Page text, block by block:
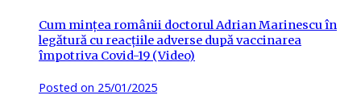
Cum mințea românii doctorul Adrian Marinescu în
legătură cu reacțiile adverse după vaccinarea
împotriva Covid-19 (Video)
Posted on 25/01/2025